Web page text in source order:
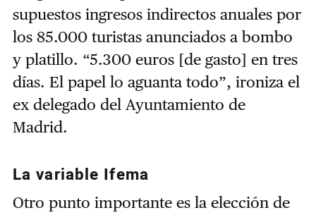
supuestos ingresos indirectos anuales por
los 85.000 turistas anunciados a bombo
y platillo. “5.300 euros [de gasto] en tres
días. El papel lo aguanta todo”, ironiza el
ex delegado del Ayuntamiento de
Madrid.
La variable Ifema
Otro punto importante es la elección de